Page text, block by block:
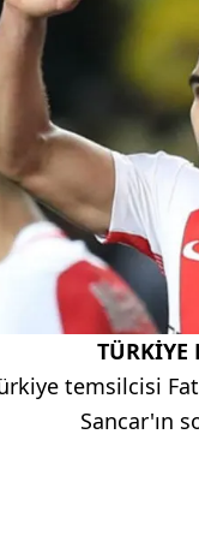
temsilcisi
Sancar'ın